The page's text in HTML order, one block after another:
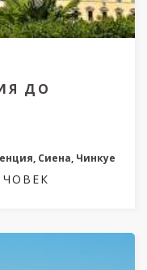
ДО
Сиена, Чинкуе
ЧОВЕК